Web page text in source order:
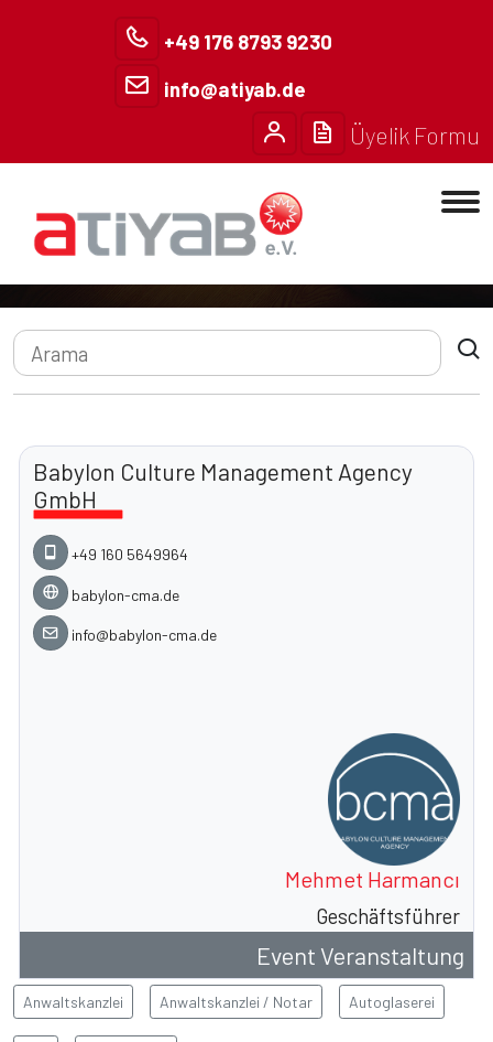
+49 176 8793 9230
info@atiyab.de
Üyelik Formu
Anasayfa Üyelerimiz
Üyelerimiz – Atiyab e.V.
Babylon Culture Management Agency
GmbH
+49 160 5649964
babylon-cma.de
info@babylon-cma.de
Mehmet Harmancı
Geschäftsführer
Event Veranstaltung
Anwaltskanzlei Anwaltskanzlei / Notar Autoglaserei